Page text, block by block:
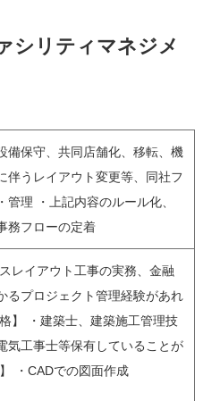
シリティマネジメ
備保守、共同店舗化、移転、機
伴うレイアウト変更等、同社フ
管理 ・上記内容のルール化、
務フローの定着
レイアウト工事の実務、金融
るプロジェクト管理経験があれ
】 ・建築士、建築施工管理技
気工事士等保有していることが
・CADでの図面作成